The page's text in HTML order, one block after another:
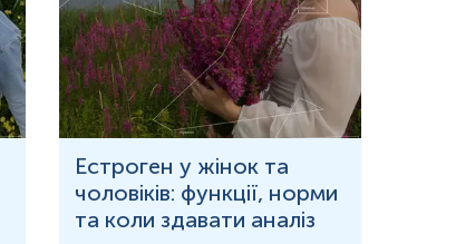
Естроген у жінок та
чоловіків: функції, норми
та коли здавати аналіз